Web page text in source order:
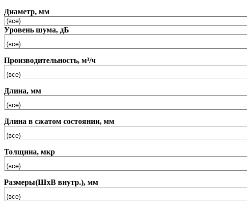
Диаметр, мм
Уровень шума, дБ
Производительность, м³/ч
Длина, мм
Длина в сжатом состоянии, мм
Толщина, мкр
Размеры(ШхВ внутр.), мм